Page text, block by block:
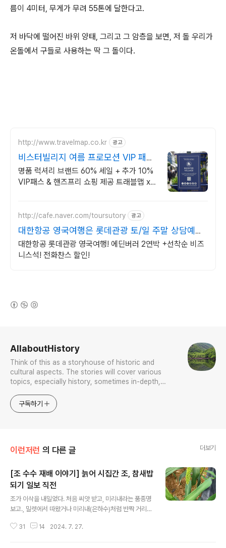
름이 4미터, 무게가 무려 55톤에 달한다고.
저 바닥에 떨어진 바위 양태, 그리고 그 암층을 보면, 저 돌 우리가
온돌에서 구들로 사용하는 딱 그 돌이다.
http://www.travelmap.co.kr 광고
비스터빌리지 여름 프로모션 VIP 패스
10% 할인쿠폰
명품 럭셔리 브랜드 60% 세일 + 추가 10%
VIP패스 & 핸즈프리 쇼핑 제공 트래블맵 x
http://cafe.naver.com/toursutory 광고
대한항공 영국여행은 롯데관광 토/일 주말 상담예약
가능!
대한항공 롯데관광 영국여행! 에딘버러 2연박 +선착순 비즈
니스석! 전화찬스 할인!
AllaboutHistory
Think of this as a storyhouse of historic and
cultural aspects. The stories will cover various
topics, especially history, sometimes in-depth,
approach will be to resist any common sense or
generalized viewpoint
구독하기
이런저런 의 다른 글 더보기
[조 수수 재배 이야기] 늙어 시집간 조, 참새밥
되기 일보 직전
조가 이삭을 내밀었다. 처음 씨앗 받고, 미리내라는 품종명
보고., 밀렛에서 따왔거나 미리내(은하수)처럼 반짝 거리게
쭤보니.. 미리 내놓을 수 있어(조생) 미리내 라고 한다. 뭔가
31 14 2024. 7. 27.